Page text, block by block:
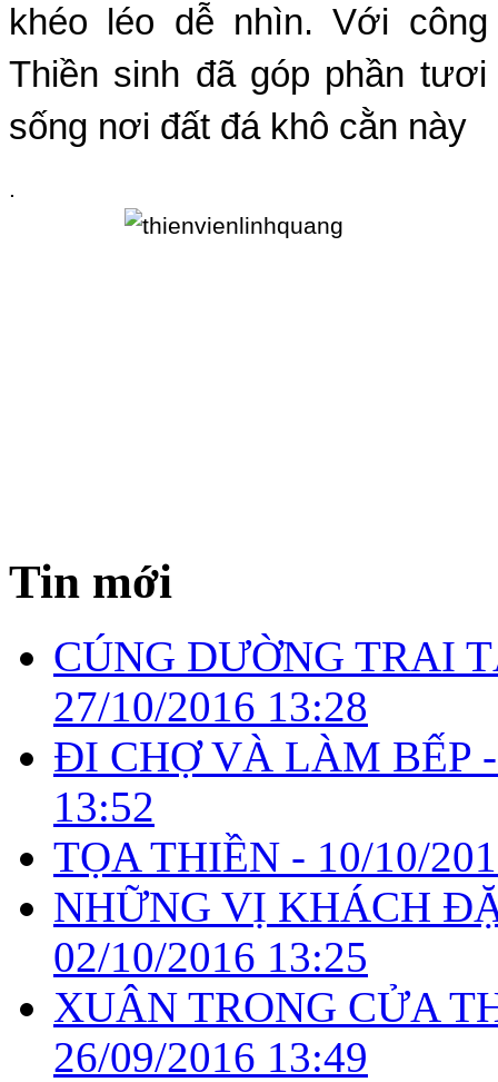
khéo léo dễ nhìn. Với
Thiền sinh đã góp phần
sống nơi đất đá khô cằn này
.
Tin mới
CÚNG DƯỜNG TRAI
27/10/2016 13:28
ĐI CHỢ VÀ LÀM BẾP
13:52
TỌA THIỀN - 10/10/
NHỮNG VỊ KHÁCH
02/10/2016 13:25
XUÂN TRONG CỬA
26/09/2016 13:49